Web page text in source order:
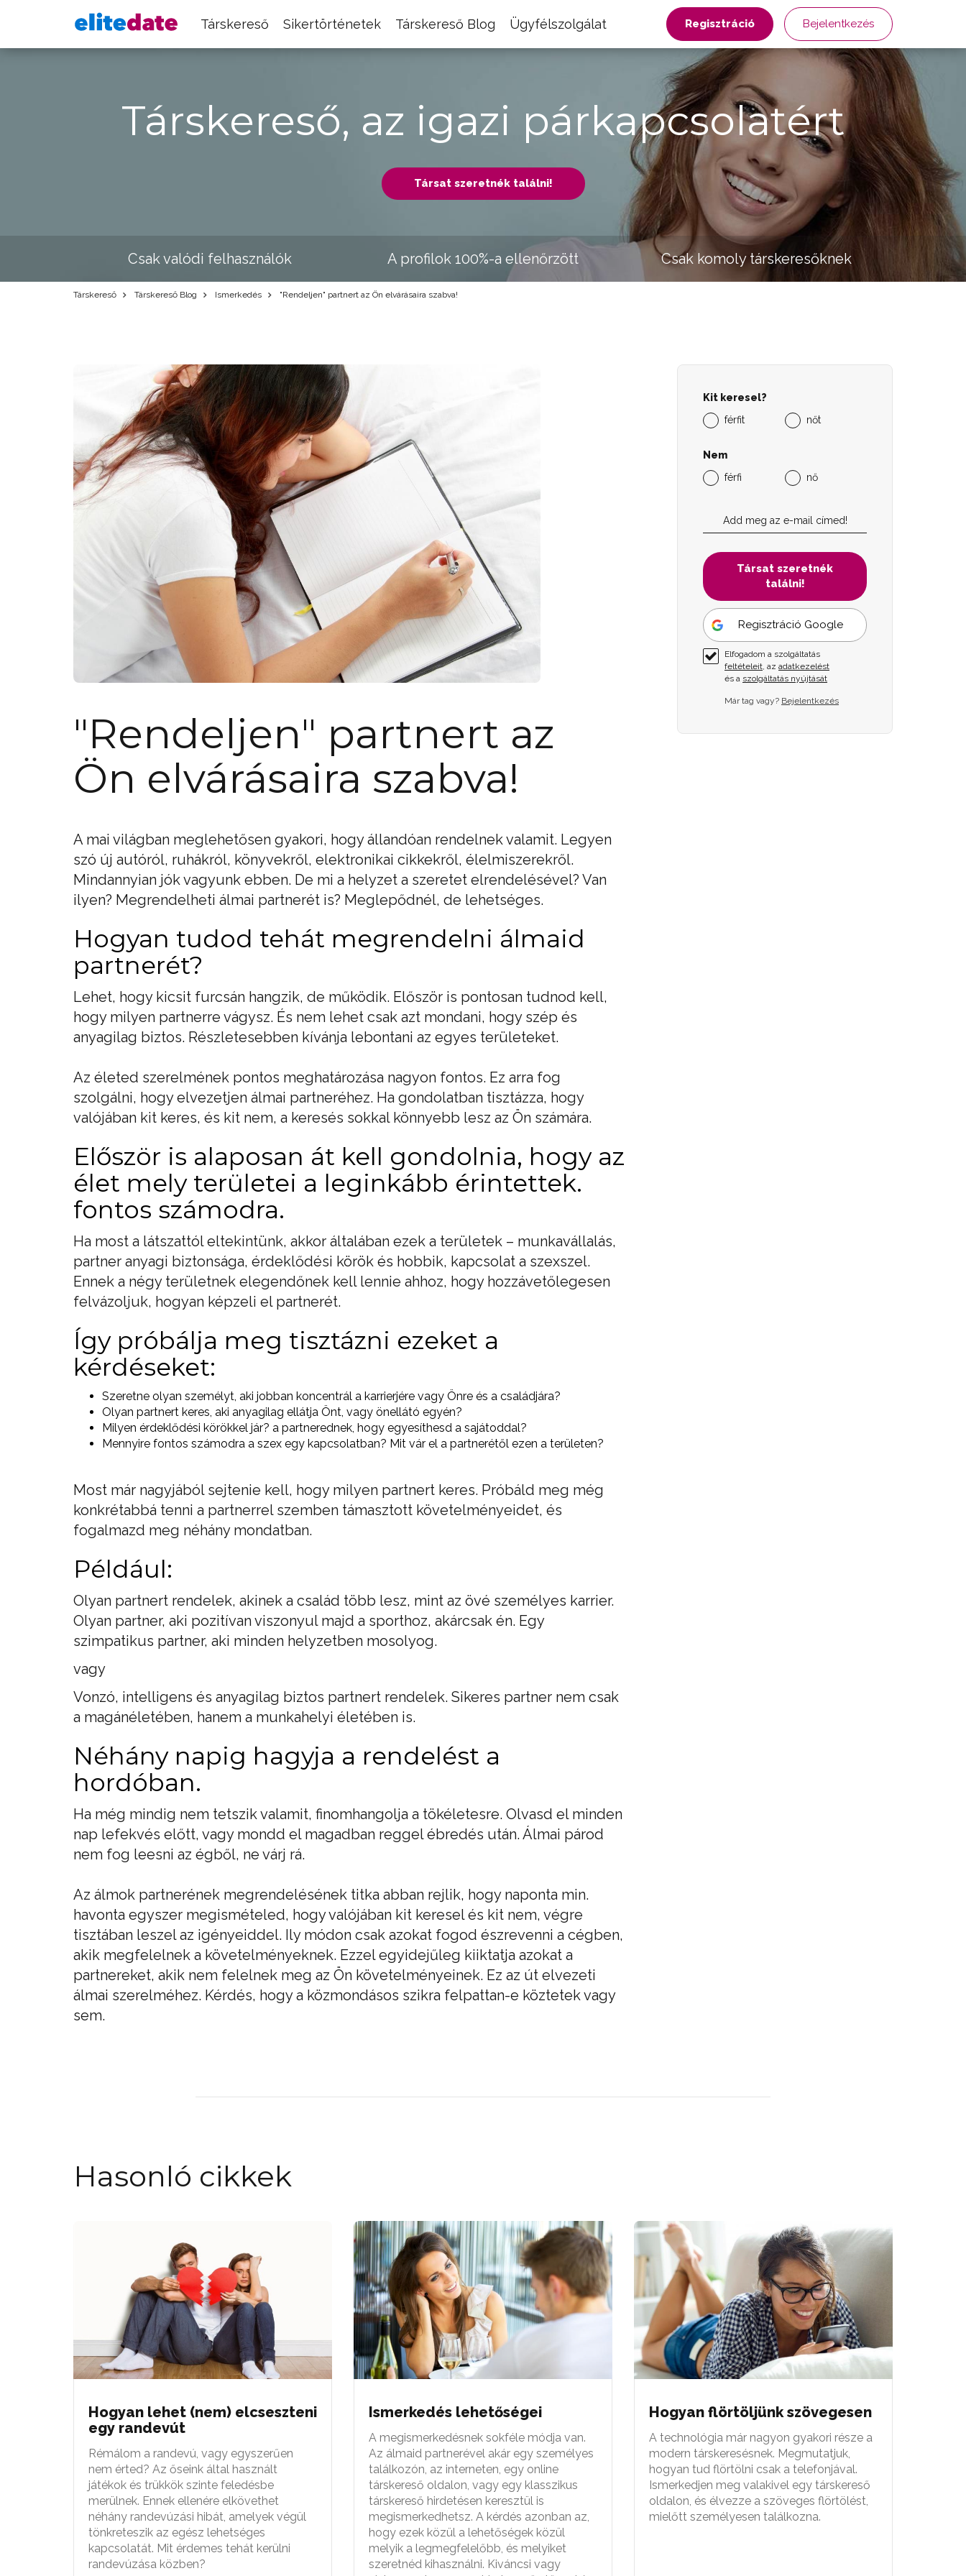
Társkereső Sikertörténetek Társkereső Blog Ügyfélszolgálat Regisztráció Bejelentkezés
Társkereső, az igazi párkapcsolatért
Társat szeretnék találni!
Csak valódi felhasználók A profilok 100%-a ellenőrzött Csak komoly társkeresőknek
Társkereső Társkereső Blog Ismerkedés "Rendeljen" partnert az Ön elvárásaira szabva!
"Rendeljen" partnert az
Ön elvárásaira szabva!
A mai világban meglehetősen gyakori, hogy állandóan rendelnek valamit. Legyen
szó új autóról, ruhákról, könyvekről, elektronikai cikkekről, élelmiszerekről.
Mindannyian jók vagyunk ebben. De mi a helyzet a szeretet elrendelésével? Van
ilyen? Megrendelheti álmai partnerét is? Meglepődnél, de lehetséges.
Hogyan tudod tehát megrendelni álmaid
partnerét?
Lehet, hogy kicsit furcsán hangzik, de működik. Először is pontosan tudnod kell,
hogy milyen partnerre vágysz. És nem lehet csak azt mondani, hogy szép és
anyagilag biztos. Részletesebben kívánja lebontani az egyes területeket.
Az életed szerelmének pontos meghatározása nagyon fontos. Ez arra fog
szolgálni, hogy elvezetjen álmai partneréhez. Ha gondolatban tisztázza, hogy
valójában kit keres, és kit nem, a keresés sokkal könnyebb lesz az Ön számára.
Először is alaposan át kell gondolnia, hogy az
élet mely területei a leginkább érintettek.
fontos számodra.
Ha most a látszattól eltekintünk, akkor általában ezek a területek – munkavállalás,
partner anyagi biztonsága, érdeklődési körök és hobbik, kapcsolat a szexszel.
Ennek a négy területnek elegendőnek kell lennie ahhoz, hogy hozzávetőlegesen
felvázoljuk, hogyan képzeli el partnerét.
Így próbálja meg tisztázni ezeket a
kérdéseket:
Szeretne olyan személyt, aki jobban koncentrál a karrierjére vagy Önre és a családjára?
Olyan partnert keres, aki anyagilag ellátja Önt, vagy önellátó egyén?
Milyen érdeklődési körökkel jár? a partnerednek, hogy egyesíthesd a sajátoddal?
Mennyire fontos számodra a szex egy kapcsolatban? Mit vár el a partnerétől ezen a területen?
Most már nagyjából sejtenie kell, hogy milyen partnert keres. Próbáld meg még
konkrétabbá tenni a partnerrel szemben támasztott követelményeidet, és
fogalmazd meg néhány mondatban.
Például:
Olyan partnert rendelek, akinek a család több lesz, mint az övé személyes karrier.
Olyan partner, aki pozitívan viszonyul majd a sporthoz, akárcsak én. Egy
szimpatikus partner, aki minden helyzetben mosolyog.
vagy
Vonzó, intelligens és anyagilag biztos partnert rendelek. Sikeres partner nem csak
a magánéletében, hanem a munkahelyi életében is.
Néhány napig hagyja a rendelést a
hordóban.
Ha még mindig nem tetszik valamit, finomhangolja a tökéletesre. Olvasd el minden
nap lefekvés előtt, vagy mondd el magadban reggel ébredés után. Álmai párod
nem fog leesni az égből, ne várj rá.
Az álmok partnerének megrendelésének titka abban rejlik, hogy naponta min.
havonta egyszer megismételed, hogy valójában kit keresel és kit nem, végre
tisztában leszel az igényeiddel. Ily módon csak azokat fogod észrevenni a cégben,
akik megfelelnek a követelményeknek. Ezzel egyidejűleg kiiktatja azokat a
partnereket, akik nem felelnek meg az Ön követelményeinek. Ez az út elvezeti
álmai szerelméhez. Kérdés, hogy a közmondásos szikra felpattan-e köztetek vagy
sem.
Kit keresel?
férfit
nőt
Nem
férfi
nő
Társat szeretnék
találni!
Regisztráció Google
Elfogadom a szolgáltatás
feltételeit, az adatkezelést
és a szolgáltatás nyújtását
Már tag vagy? Bejelentkezés
Hasonló cikkek
Hogyan lehet (nem) elcseszteni
egy randevút
Rémálom a randevú, vagy egyszerűen
nem érted? Az őseink által használt
játékok és trükkök szinte feledésbe
merülnek. Ennek ellenére elkövethet
néhány randevúzási hibát, amelyek végül
tönkreteszik az egész lehetséges
kapcsolatát. Mit érdemes tehát kerülni
randevúzása közben?
Ismerkedés lehetőségei
A megismerkedésnek sokféle módja van.
Az álmaid partnerével akár egy személyes
találkozón, az interneten, egy online
társkereső oldalon, vagy egy klasszikus
társkereső hirdetésen keresztül is
megismerkedhetsz. A kérdés azonban az,
hogy ezek közül a lehetőségek közül
melyik a legmegfelelőbb, és melyiket
szeretnéd kihasználni. Kiváncsi vagy
Hogyan flörtöljünk szövegesen
A technológia már nagyon gyakori része a
modern társkeresésnek. Megmutatjuk,
hogyan tud flörtölni csak a telefonjával.
Ismerkedjen meg valakivel egy társkereső
oldalon, és élvezze a szöveges flörtölést,
mielőtt személyesen találkozna.